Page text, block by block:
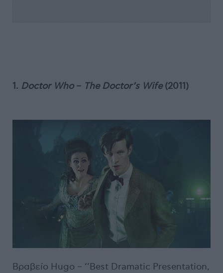
1. Doctor Who– The Doctor’s Wife(2011)
Βραβείο Hugo – ‘’Best Dramatic Presentation,